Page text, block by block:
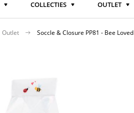
COLLECTIES OUTLET
Outlet Soccle & Closure PP81 - Bee Loved